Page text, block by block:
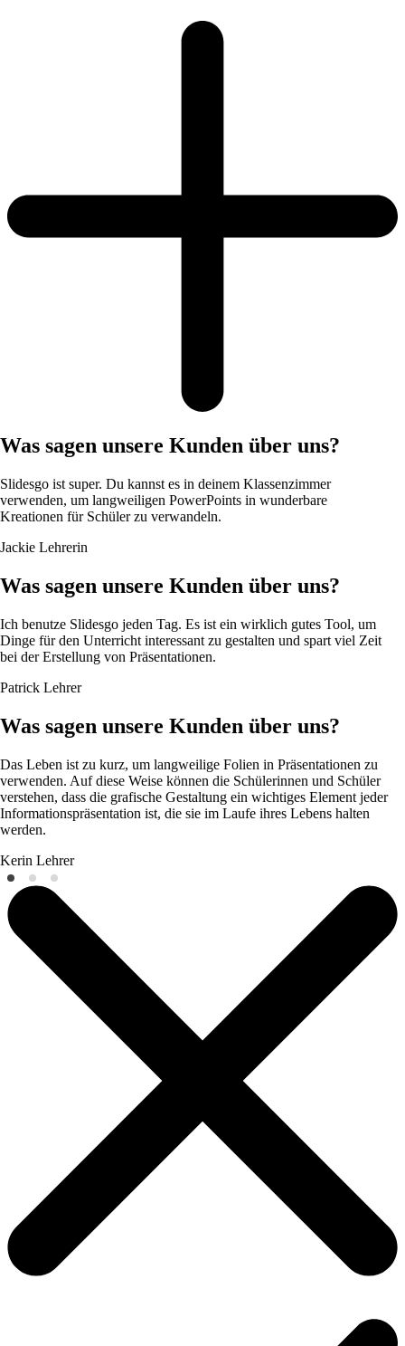
Was sagen unsere Kunden über uns?
Slidesgo ist super. Du kannst es in deinem Klassenzimmer
verwenden, um langweiligen PowerPoints in wunderbare
Kreationen für Schüler zu verwandeln.
Jackie Lehrerin
Was sagen unsere Kunden über uns?
Ich benutze Slidesgo jeden Tag. Es ist ein wirklich gutes Tool, um
Dinge für den Unterricht interessant zu gestalten und spart viel Zeit
bei der Erstellung von Präsentationen.
Patrick Lehrer
Was sagen unsere Kunden über uns?
Das Leben ist zu kurz, um langweilige Folien in Präsentationen zu
verwenden. Auf diese Weise können die Schülerinnen und Schüler
verstehen, dass die grafische Gestaltung ein wichtiges Element jeder
Informationspräsentation ist, die sie im Laufe ihres Lebens halten
werden.
Kerin Lehrer